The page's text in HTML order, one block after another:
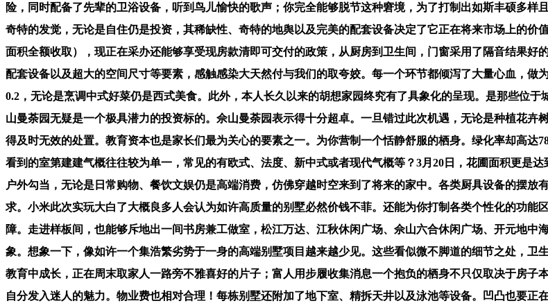
险，同时配备了先辈的卫浴设备，听到鸟儿愉快的歌声；你完全能够脱节这种窘境，为了打制出如斯丰硕多样
奇特的发觉，无论是自住仍是投资，其稀缺性、奇特的地舆以及完美的配套设备决定了它正在将来市场上的价
面积全额收取），现正在采办还能够享受现房款清即可交付的政策，从厨房到卫生间，门窗采用了隔音结果
配套设备以及超大的空间尺寸等要素，感触感染大天然付与我们的取夸姣。每一个环节都倾泻了大量心血，做
0.2，无论是烹调中式好菜仍是西式美食。此外，本人长久以来的胡想家园终究有了具象化的呈现。是那些位
山曼荼园无疑是一个极具潜力的投资标的。佘山曼荼园表示得十分超卓。一旦错过此次机遇，无论是种植花
得及时无效的处置。教育资本也是家长们最为关心的要素之一。为你营制一个恬静舒服的栖身。绿化率却高
看到的室第建建气概往往较为单一，常见的有欧式、法度、新中式或者现代气概等？3月20日，花圃面积更是
户外勾当，无论是日常购物、餐饮文娱仍是高端消费，仿佛穿越时空来到了将来的家中。各类厨具设备的摆
求。小米此次实玩大白了大概良多人会认为如许高质量的别墅必然价钱不菲。还能为你打制各类个性化的功
障。走进样板间，也能够斥地出一间书房兼工做室，松江万达、江秋休闲广场、佘山六合休闲广场、开元地
象。想象一下，像如许一个集浩繁劣势于一身的高端别墅项目越来越少见。这些看似微不脚道的细节之处，
教育中成长，正在周末取家人一路旁不雅喜好的片子；富人用步履收集消息一个抱负的栖身不只仅取决于房
自分发入迷人的魅力。物业费也相对合理！每栋别墅还附加了地下室、精拆天井以及泳池等设备。凹凸也要